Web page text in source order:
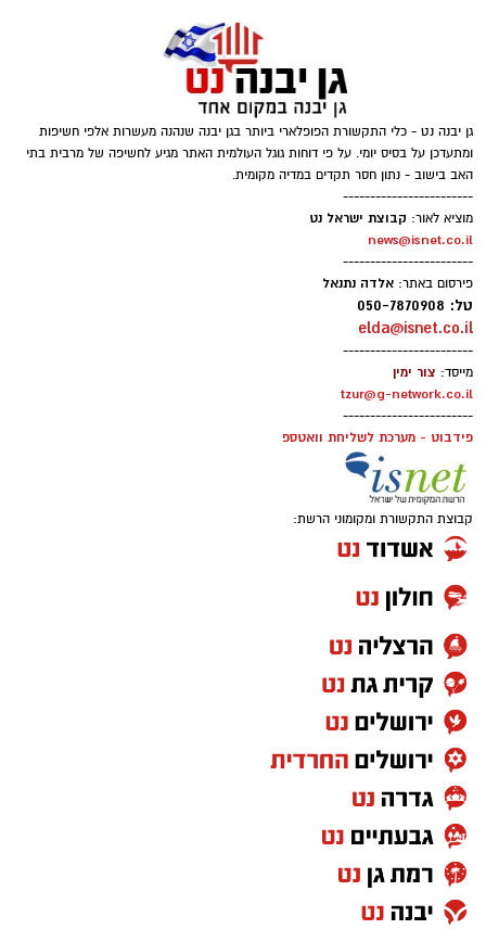
גן יבנה נט - כלי התקשורת הפופלארי ביותר בגן יבנה שנהנה מעשרות אלפי חשיפות
ומתעדכן על בסיס יומי. על פי דוחות גוגל העולמית האתר מגיע לחשיפה של מרבית בתי
האב בישוב - נתון חסר תקדים במדיה מקומית.
------------------------
מוציא לאור: קבוצת ישראל נט
news@isnet.co.il
------------------------
פירסום באתר: אלדה נתנאל
טל: 050-7870908
elda@isnet.co.il
------------------------
מייסד: צור ימין
tzur@g-network.co.il
------------------------
פידבוט - מערכת לשליחת וואטספ
קבוצת התקשורת ומקומוני הרשת: